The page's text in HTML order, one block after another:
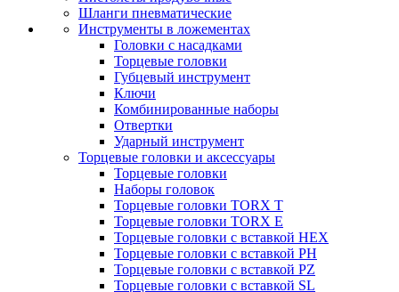
Шланги пневматические
Инструменты в ложементах
Головки с насадками
Торцевые головки
Губцевый инструмент
Ключи
Комбинированные наборы
Отвертки
Ударный инструмент
Торцевые головки и аксессуары
Торцевые головки
Наборы головок
Торцевые головки TORX T
Торцевые головки TORX Е
Торцевые головки с вставкой HEX
Торцевые головки с вставкой PH
Торцевые головки с вставкой PZ
Торцевые головки с вставкой SL